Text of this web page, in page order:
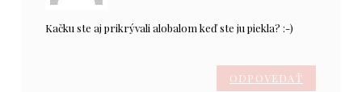
Kačku ste aj prikrývali alobalom keď ste ju piekla? :-)
ODPOVEDAŤ